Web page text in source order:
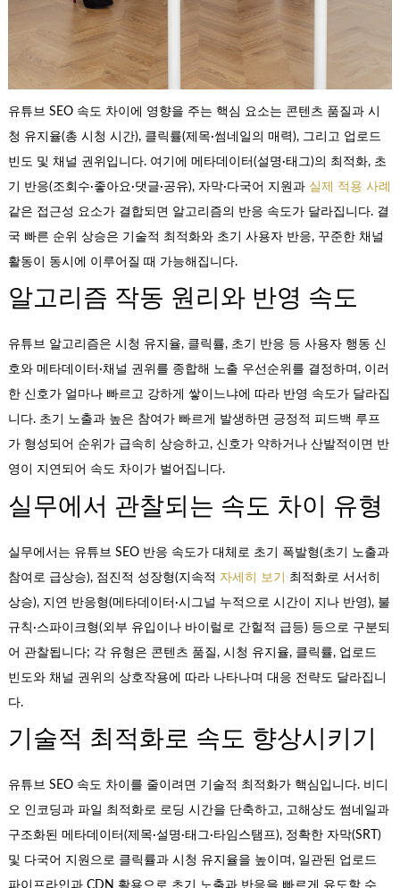
유튜브 SEO 속도 차이에 영향을 주는 핵심 요소는 콘텐츠 품질과 시
청 유지율(총 시청 시간), 클릭률(제목·썸네일의 매력), 그리고 업로드
빈도 및 채널 권위입니다. 여기에 메타데이터(설명·태그)의 최적화, 초
기 반응(조회수·좋아요·댓글·공유), 자막·다국어 지원과 실제 적용 사례
같은 접근성 요소가 결합되면 알고리즘의 반응 속도가 달라집니다. 결
국 빠른 순위 상승은 기술적 최적화와 초기 사용자 반응, 꾸준한 채널
활동이 동시에 이루어질 때 가능해집니다.
알고리즘 작동 원리와 반영 속도
유튜브 알고리즘은 시청 유지율, 클릭률, 초기 반응 등 사용자 행동 신
호와 메타데이터·채널 권위를 종합해 노출 우선순위를 결정하며, 이러
한 신호가 얼마나 빠르고 강하게 쌓이느냐에 따라 반영 속도가 달라집
니다. 초기 노출과 높은 참여가 빠르게 발생하면 긍정적 피드백 루프
가 형성되어 순위가 급속히 상승하고, 신호가 약하거나 산발적이면 반
영이 지연되어 속도 차이가 벌어집니다.
실무에서 관찰되는 속도 차이 유형
실무에서는 유튜브 SEO 반응 속도가 대체로 초기 폭발형(초기 노출과
참여로 급상승), 점진적 성장형(지속적 자세히 보기
최적화로 서서히
상승), 지연 반응형(메타데이터·시그널 누적으로 시간이 지나 반영), 불
규칙·스파이크형(외부 유입이나 바이럴로 간헐적 급등) 등으로 구분되
어 관찰됩니다; 각 유형은 콘텐츠 품질, 시청 유지율, 클릭률, 업로드
빈도와 채널 권위의 상호작용에 따라 나타나며 대응 전략도 달라집니
다.
기술적 최적화로 속도 향상시키기
유튜브 SEO 속도 차이를 줄이려면 기술적 최적화가 핵심입니다. 비디
오 인코딩과 파일 최적화로 로딩 시간을 단축하고, 고해상도 썸네일과
구조화된 메타데이터(제목·설명·태그·타임스탬프), 정확한 자막(SRT)
및 다국어 지원으로 클릭률과 시청 유지율을 높이며, 일관된 업로드
파이프라인과 CDN 활용으로 초기 노출과 반응을 빠르게 유도할 수